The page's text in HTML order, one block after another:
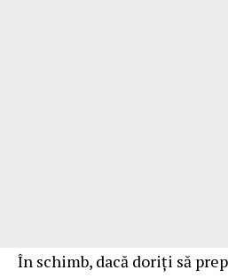
În schimb, dacă doriți să